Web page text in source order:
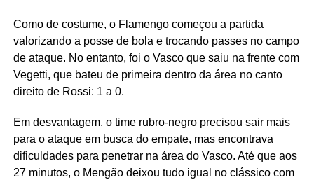
Como de costume, o Flamengo começou a partida
valorizando a posse de bola e trocando passes no campo
de ataque. No entanto, foi o Vasco que saiu na frente com
Vegetti, que bateu de primeira dentro da área no canto
direito de Rossi: 1 a 0.
Em desvantagem, o time rubro-negro precisou sair mais
para o ataque em busca do empate, mas encontrava
dificuldades para penetrar na área do Vasco. Até que aos
27 minutos, o Mengão deixou tudo igual no clássico com